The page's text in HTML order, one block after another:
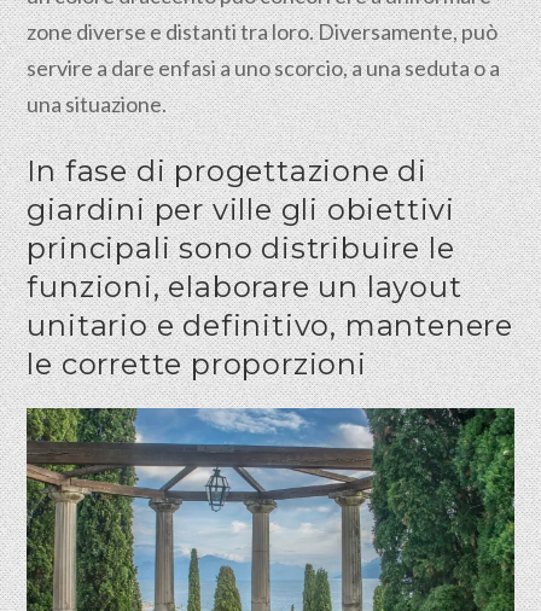
zone diverse e distanti tra loro. Diversamente, può
servire a dare enfasi a uno scorcio, a una seduta o a
una situazione.
In fase di progettazione di
giardini per ville gli obiettivi
principali sono distribuire le
funzioni, elaborare un layout
unitario e definitivo, mantenere
le corrette proporzioni